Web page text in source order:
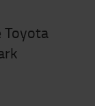
Toyota